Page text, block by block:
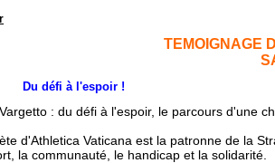
TEMOIGNAGE
défi à l'espoir !
: du défi à l'espoir, le parcours d'une
d'Athletica Vaticana est la patronne de la
la communauté, le handicap et la solidarité.